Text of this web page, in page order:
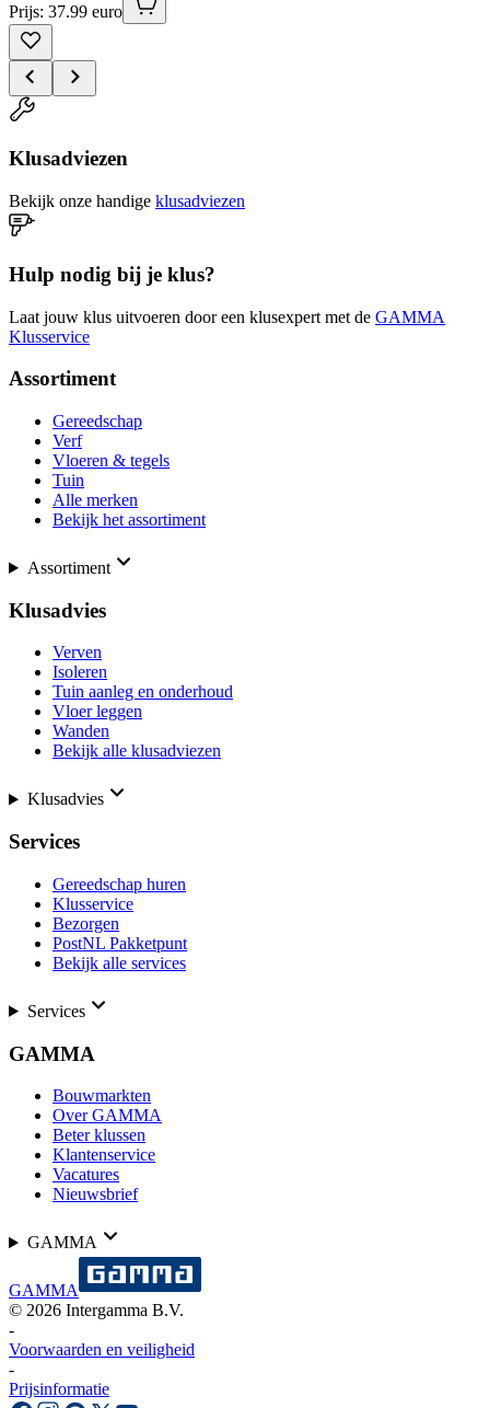
Prijs: 37.99 euro
Klusadviezen
Bekijk onze handige klusadviezen
Hulp nodig bij je klus?
Laat jouw klus uitvoeren door een klusexpert met de GAMMA
Klusservice
Assortiment
Gereedschap
Verf
Vloeren & tegels
Tuin
Alle merken
Bekijk het assortiment
Assortiment
Klusadvies
Verven
Isoleren
Tuin aanleg en onderhoud
Vloer leggen
Wanden
Bekijk alle klusadviezen
Klusadvies
Services
Gereedschap huren
Klusservice
Bezorgen
PostNL Pakketpunt
Bekijk alle services
Services
GAMMA
Bouwmarkten
Over GAMMA
Beter klussen
Klantenservice
Vacatures
Nieuwsbrief
GAMMA
GAMMA
© 2026 Intergamma B.V.
-
Voorwaarden en veiligheid
-
Prijsinformatie